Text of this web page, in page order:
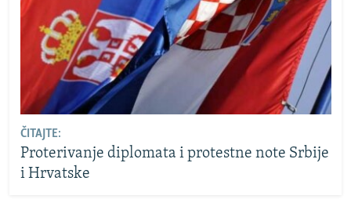
ČITAJTE:
Proterivanje diplomata i protestne note Srbije
i Hrvatske